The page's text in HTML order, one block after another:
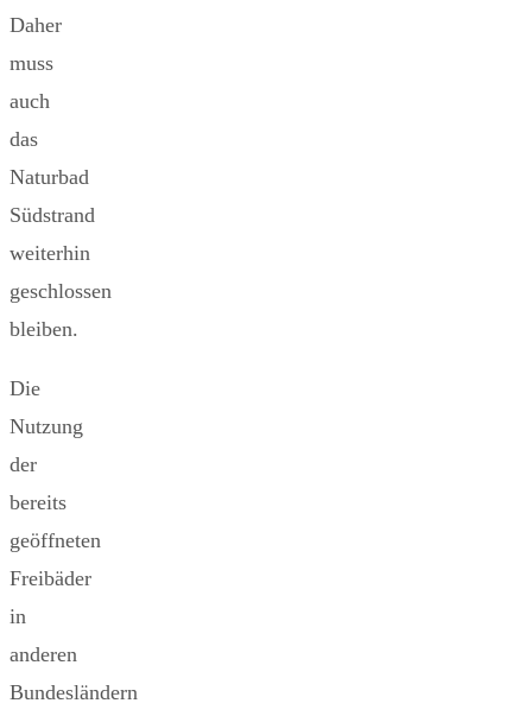
Daher
muss
auch
das
Naturbad
Südstrand
weiterhin
geschlossen
bleiben.
Die
Nutzung
der
bereits
geöffneten
Freibäder
in
anderen
Bundesländern